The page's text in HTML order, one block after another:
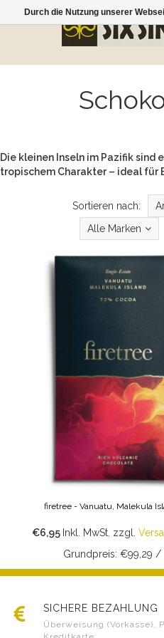
Die kleinen Inseln im Pazifik
tropischem Charakter – ideal für
Sortieren nach:
Alle Marken
firetree - Vanuatu, Malekula
€6,95 Inkl. MwSt. zzgl.
Grundpreis: €99,29 /
SICHERE BEZAHLUNG
Überweisung (Vorkasse),
Durch die Nutzung unserer